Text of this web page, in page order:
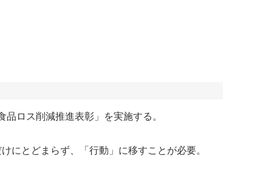
品ロス削減推進表彰」を実施する。
にとどまらず、「行動」に移すことが必要。